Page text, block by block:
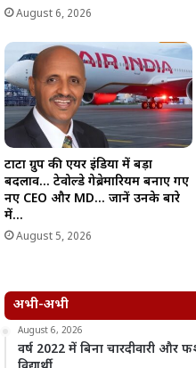
August 6, 2026
टाटा ग्रुप की एयर इंडिया में बड़ा
बदलाव… टेवोल्डे गेब्रेमारियम बनाए गए
नए CEO और MD… जानें उनके बारे
में…
August 5, 2026
अभी-अभी
August 6, 2026
वर्ष 2022 में बिना चारदीवारी